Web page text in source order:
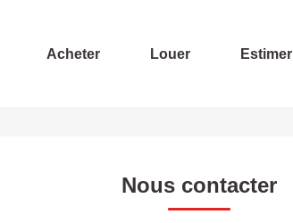
Acheter Louer Estimer
Nous contacter